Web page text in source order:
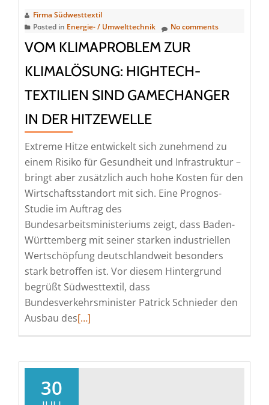
Firma Südwesttextil
Posted in Energie- / Umwelttechnik No comments
VOM KLIMAPROBLEM ZUR
KLIMALÖSUNG: HIGHTECH-
TEXTILIEN SIND GAMECHANGER
IN DER HITZEWELLE
Extreme Hitze entwickelt sich zunehmend zu
einem Risiko für Gesundheit und Infrastruktur –
bringt aber zusätzlich auch hohe Kosten für den
Wirtschaftsstandort mit sich. Eine Prognos-
Studie im Auftrag des
Bundesarbeitsministeriums zeigt, dass Baden-
Württemberg mit seiner starken industriellen
Wertschöpfung deutschlandweit besonders
stark betroffen ist. Vor diesem Hintergrund
begrüßt Südwesttextil, dass
Bundesverkehrsminister Patrick Schnieder den
Ausbau desRead
[…]
30